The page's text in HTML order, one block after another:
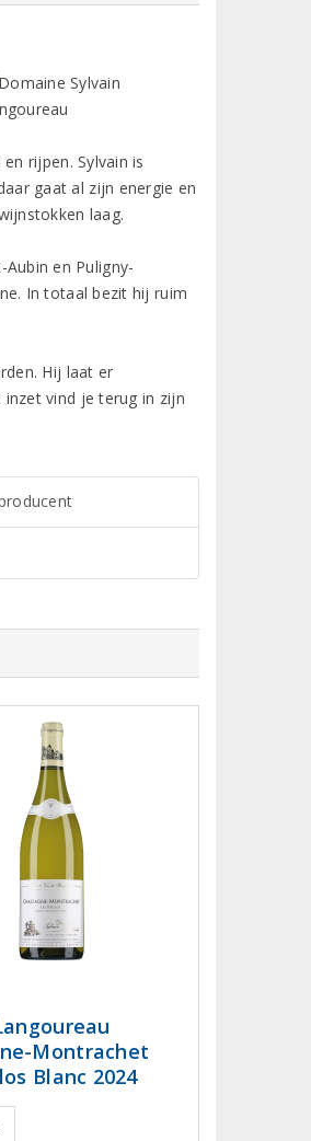
rijpen. Sylvain is
gaat al zijn energie en
laag.
en Puligny-
In totaal bezit hij ruim
Hij laat er
vind je terug in zijn
Montrachet
Blanc 2024